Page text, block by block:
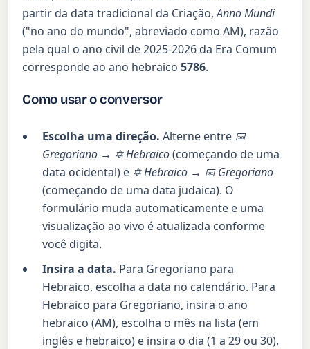
partir da data tradicional da Criação,Anno Mundi
("no ano do mundo", abreviado como AM), razão
pela qual o ano civil de 2025-2026 da Era Comum
corresponde ao ano hebraico5786.
Como usar o conversor
Escolha uma direção. Alterne entre 📅
Gregoriano → ✡ Hebraico(começando de uma
data ocidental) e ✡ Hebraico → 📅 Gregoriano
(começando de uma data judaica). O
formulário muda automaticamente e uma
visualização ao vivo é atualizada conforme
você digita.
Insira a data. Para Gregoriano para
Hebraico, escolha a data no calendário. Para
Hebraico para Gregoriano, insira o ano
hebraico (AM), escolha o mês na lista (em
inglês e hebraico) e insira o dia (1 a 29 ou 30).